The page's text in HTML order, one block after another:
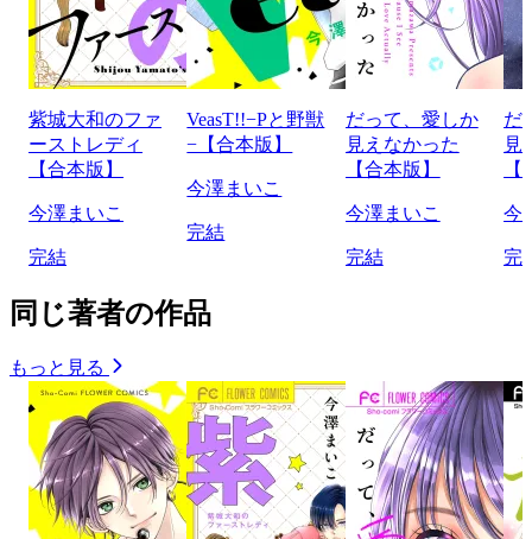
紫城大和のファ
ーストレディ
【合本版】
今澤まいこ
完結
VeasT!!−Pと野獣
−【合本版】
今澤まいこ
完結
だって、愛しか
見えなかった
【合本版】
今澤まいこ
完結
だ
見
今
完
同じ著者の作品
もっと見る